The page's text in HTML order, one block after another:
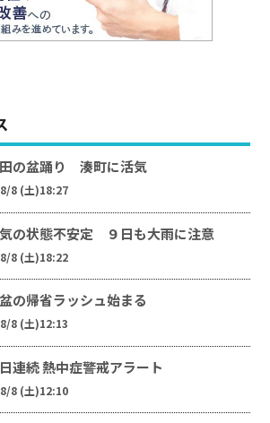
の盆踊り 湊町に活気
8/8 (土)18:27
の状態不安定 ９日も大雨に注意
8/8 (土)18:22
の帰省ラッシュ始まる
8/8 (土)12:13
連続 熱中症警戒アラート
8/8 (土)12:10